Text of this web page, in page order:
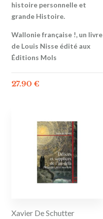
histoire personnelle et
grande Histoire.
Wallonie française !, un livre
de Louis Nisse édité aux
Éditions Mols
27.90 €
Xavier De Schutter